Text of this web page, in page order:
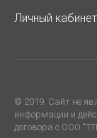
Личный кабинет
© 2019. Cайт не
информации и
договора с ООО